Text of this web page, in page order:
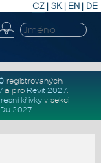
CZ | SK| EN | DE
registrovaných
a pro Revit 2027.
křivkyv sekci
2027.